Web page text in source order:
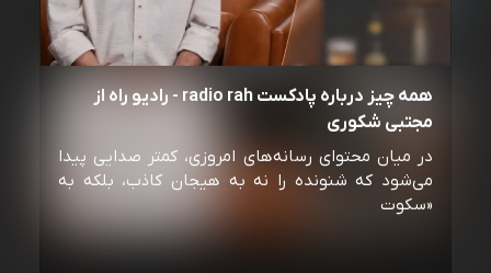
همه چیز درباره پادکست radio rah - رادیو راه از
مجتبی شکوری
در میان محتوای رسانه‌های امروزی، کمتر صدایی پیدا
می‌شود که شنونده را نه به هیجان کاذب، بلکه به
«سکوت